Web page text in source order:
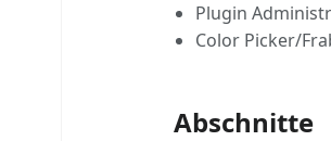
Plugin
Color Picker/
Abschnitte